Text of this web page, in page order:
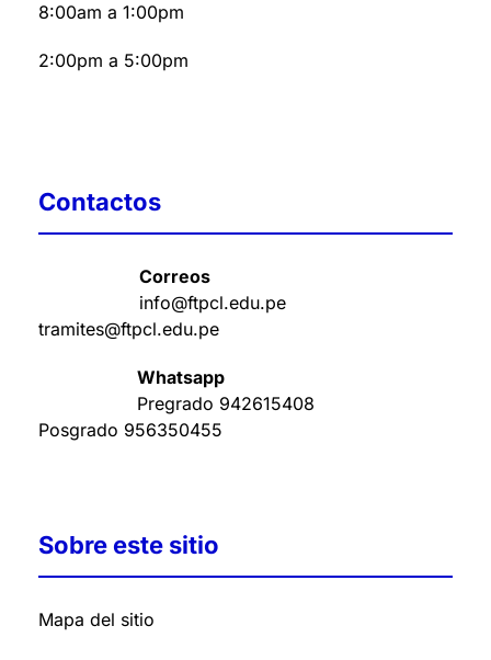
8:00am a 1:00pm
2:00pm a 5:00pm
Contactos
Correos
info@ftpcl.edu.pe
tramites@ftpcl.edu.pe
Whatsapp
Pregrado 942615408
Posgrado 956350455
Sobre este sitio
Mapa del sitio